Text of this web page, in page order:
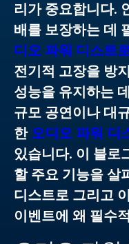
리가 중요합니다.
배를 보장하는 데
디오 파워 디스트
전기적 고장을 방
성능을 유지하는
규모 공연이나 대
한 오디오 파워 디
있습니다. 이 블로
할 주요 기능을 살
디스트로 그리고
이벤트에 왜 필수